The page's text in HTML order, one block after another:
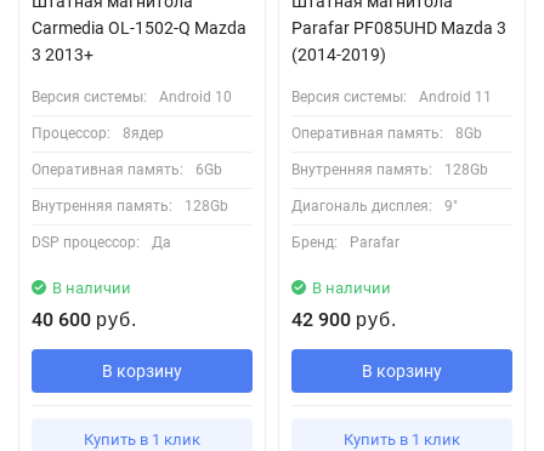
Carmedia OL-1502-Q Mazda
3 2013+
Версия системы: Android 10
Процессор: 8ядер
Оперативная память: 6Gb
Внутренняя память: 128Gb
DSP процессор: Да
В наличии
40 600 руб.
В корзину
Купить в 1 клик
Parafar PF085UHD Mazda 3
(2014-2019)
Версия системы: Android 11
Оперативная память: 8Gb
Внутренняя память: 128Gb
Диагональ дисплея: 9"
Бренд: Parafar
В наличии
42 900 руб.
В корзину
Купить в 1 клик